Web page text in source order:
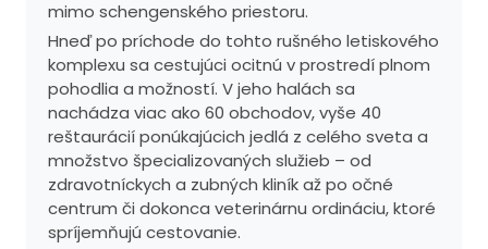
mimo schengenského priestoru.
Hneď po príchode do tohto rušného letiskového
komplexu sa cestujúci ocitnú v prostredí plnom
pohodlia a možností. V jeho halách sa
nachádza viac ako 60 obchodov, vyše 40
reštaurácií ponúkajúcich jedlá z celého sveta a
množstvo špecializovaných služieb – od
zdravotníckych a zubných kliník až po očné
centrum či dokonca veterinárnu ordináciu, ktoré
spríjemňujú cestovanie.